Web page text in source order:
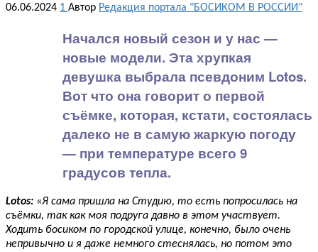
06.06.2024 1 Автор Редакция портала "БОСИКОМ В РОССИИ"
Начался новый сезон и у нас —
новые модели. Эта хрупкая
девушка выбрала псевдоним Lotos.
Вот что она говорит о первой
съёмке, которая, кстати, состоялась
далеко не в самую жаркую погоду
— при температуре всего 9
градусов тепла.
Lotos: «Я сама пришла на Студию, то есть попросилась на
съёмки, так как моя подруга давно в этом участвует.
Ходить босиком по городской улице, конечно, было очень
непривычно и я даже немного стеснялась, но потом это